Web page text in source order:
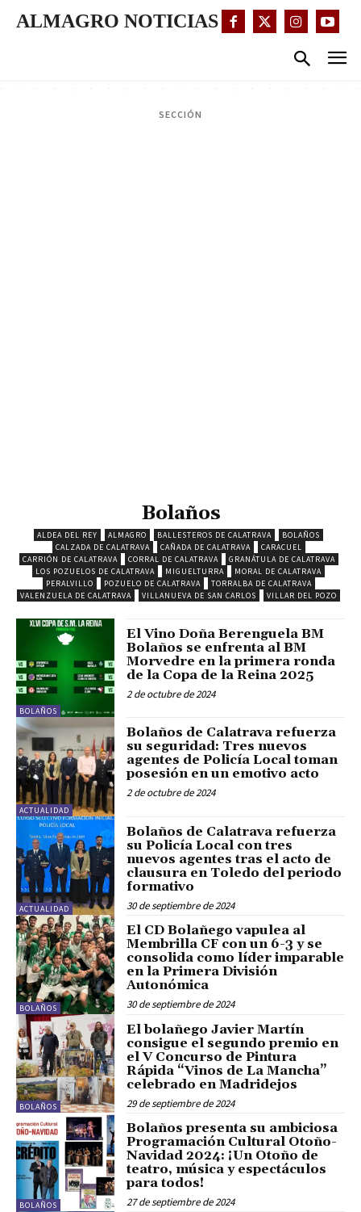
ALMAGRO NOTICIAS
SECCIÓN
Bolaños
ALDEA DEL REY ALMAGRO BALLESTEROS DE CALATRAVA
BOLAÑOS
CALZADA DE CALATRAVA
CAÑADA DE CALATRAVA
CARACUEL
CARRIÓN DE CALATRAVA
CORRAL DE CALATRAVA
GRANÁTULA DE CALATRAVA
LOS POZUELOS DE CALATRAVA
MIGUELTURRA
MORAL DE CALATRAVA
PERALVILLO
POZUELO DE CALATRAVA
TORRALBA DE CALATRAVA
VALENZUELA DE CALATRAVA
VILLANUEVA DE SAN CARLOS VILLAR DEL POZO
BOLAÑOS
El Vino Doña Berenguela BM
Bolaños se enfrenta al BM
Morvedre en la primera ronda
de la Copa de la Reina 2025
2 de octubre de 2024
ACTUALIDAD
Bolaños de Calatrava refuerza
su seguridad: Tres nuevos
agentes de Policía Local toman
posesión en un emotivo acto
2 de octubre de 2024
ACTUALIDAD
Bolaños de Calatrava refuerza
su Policía Local con tres
nuevos agentes tras el acto de
clausura en Toledo del periodo
formativo
30 de septiembre de 2024
BOLAÑOS
El CD Bolañego vapulea al
Membrilla CF con un 6-3 y se
consolida como líder imparable
en la Primera División
Autonómica
30 de septiembre de 2024
BOLAÑOS
El bolañego Javier Martín
consigue el segundo premio en
el V Concurso de Pintura
Rápida “Vinos de La Mancha”
celebrado en Madridejos
29 de septiembre de 2024
BOLAÑOS
Bolaños presenta su ambiciosa
Programación Cultural Otoño-
Navidad 2024: ¡Un Otoño de
teatro, música y espectáculos
para todos!
27 de septiembre de 2024